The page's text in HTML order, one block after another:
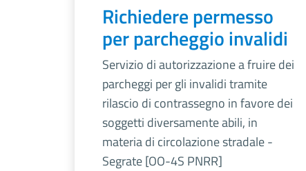
Richiedere permesso
per parcheggio invalidi
Servizio di autorizzazione a fruire dei
parcheggi per gli invalidi tramite
rilascio di contrassegno in favore dei
soggetti diversamente abili, in
materia di circolazione stradale -
Segrate [OO-4S PNRR]